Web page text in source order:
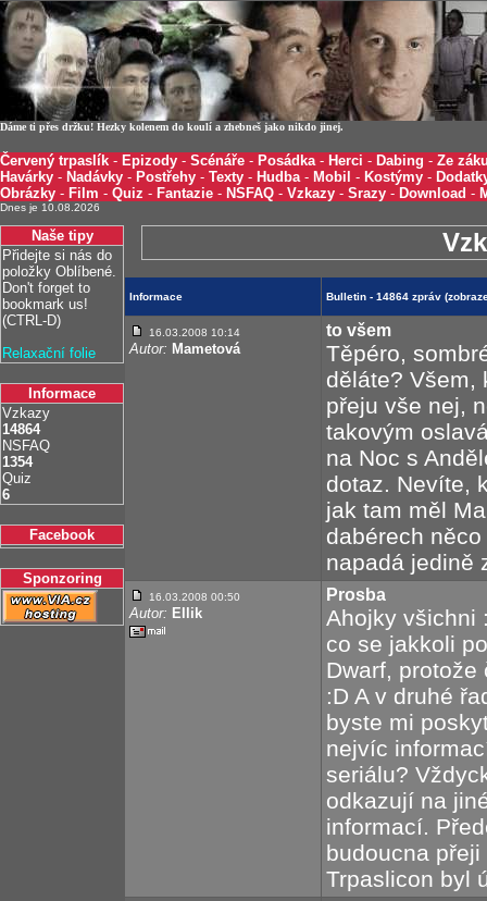
Dáme ti přes držku! Hezky kolenem do koulí a zhebneš jako nikdo jinej.
Červený trpaslík - Epizody - Scénáře - Posádka- Herci - Dabing - Ze
Havárky - Nadávky - Postřehy - Texty - Hudba- Mobil - Kostýmy -
Obrázky - Film - Quiz - Fantazie - NSFAQ - Vzkazy - Srazy - Download -
Dnes je 10.08.2026
Naše tipy
Přidejte si nás do
položky Oblíbené.
Don't forget to
bookmark us!
(CTRL-D)
Relaxační folie
Informace
Vzkazy
14864
NSFAQ
1354
Quiz
6
Facebook
Sponzoring
Informace Bulletin - 14864 zpráv
16.03.2008 10:14
Autor: Mametová
to všem
Těpéro,
děláte? Všem,
přeju vše nej,
takovým
na Noc s
dotaz. Nevíte,
jak tam měl
dabérech
napadá jedině
16.03.2008 00:50
Autor: Ellik
Prosba
Ahojky všichni
co se jakkoli
Dwarf,
:D A v druhé
byste mi
nejvíc
seriálu?
odkazují na
informací.
budoucna
Trpaslicon byl